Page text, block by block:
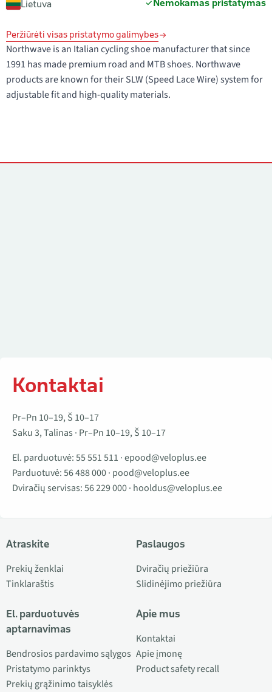
Lietuva Nemokamas pristatymas
Peržiūrėti visas pristatymo galimybes
Northwave is an Italian cycling shoe manufacturer that since
1991 has made premium road and MTB shoes. Northwave
products are known for their SLW (Speed Lace Wire) system for
adjustable fit and high-quality materials.
Kontaktai
Pr–Pn 10–19, Š 10–17
Saku 3, Talinas · Pr–Pn 10–19, Š 10–17
El. parduotuvė:55 551 511 ·epood@veloplus.ee
Parduotuvė:56 488 000· pood@veloplus.ee
Dviračių servisas:56 229 000· hooldus@veloplus.ee
Atraskite
Prekių ženklai
Tinklaraštis
El. parduotuvės
aptarnavimas
Bendrosios pardavimo sąlygos
Pristatymo parinktys
Prekių grąžinimo taisyklės
Paslaugos
Dviračių priežiūra
Slidinėjimo priežiūra
Apie mus
Kontaktai
Apie įmonę
Product safety recall